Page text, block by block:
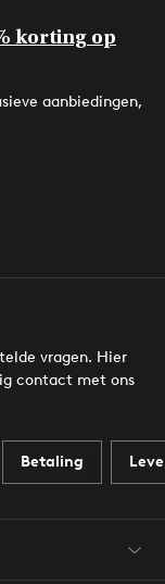
korting op
aanbiedingen,
vragen. Hier
contact met ons
Betaling